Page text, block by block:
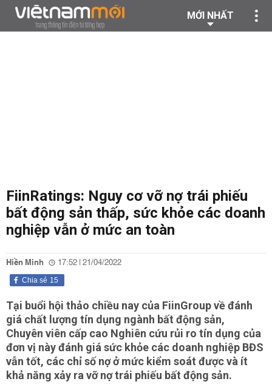
MỚI NHẤT
FiinRatings: Nguy cơ vỡ nợ trái phiếu
bất động sản thấp, sức khỏe các doanh
nghiệp vẫn ở mức an toàn
Hiền Minh 17:52 | 21/04/2022
15
Chia sẻ
Tại buổi hội thảo chiều nay của FiinGroup về đánh
giá chất lượng tín dụng ngành bất động sản,
Chuyên viên cấp cao Nghiên cứu rủi ro tín dụng của
đơn vị này đánh giá sức khỏe các doanh nghiệp BĐS
vẫn tốt, các chỉ số nợ ở mức kiểm soát được và ít
khả năng xảy ra vỡ nợ trái phiếu bất động sản.